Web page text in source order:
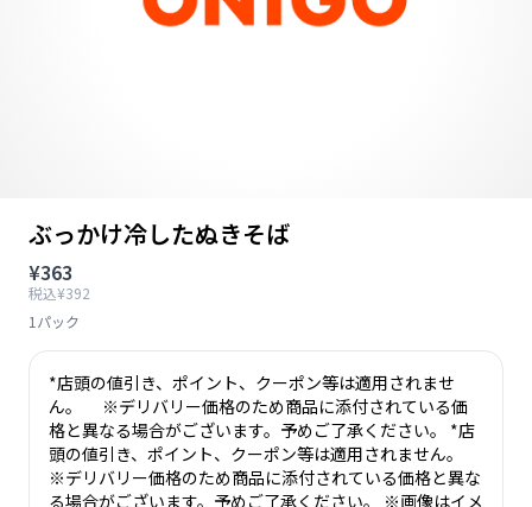
ぶっかけ冷したぬきそば
¥363
税込¥392
1パック
*店頭の値引き、ポイント、クーポン等は適用されませ
ん。 ※デリバリー価格のため商品に添付されている価
格と異なる場合がございます。予めご了承ください。 *店
頭の値引き、ポイント、クーポン等は適用されません。
※デリバリー価格のため商品に添付されている価格と異な
る場合がございます。予めご了承ください。 ※画像はイメ